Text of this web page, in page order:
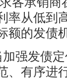
率从低到
额的发债
强发债
、有序进